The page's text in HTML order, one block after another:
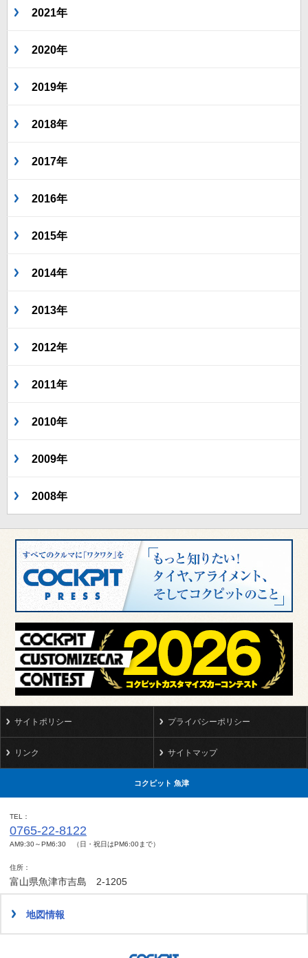
2021年
2020年
2019年
2018年
2017年
2016年
2015年
2014年
2013年
2012年
2011年
2010年
2009年
2008年
サイトポリシー プライバシーポリシー
リンク サイトマップ
コクピット 魚津
TEL
0765-22-8122
AM9:30～PM6:30 （日・祝日はPM6:00まで）
住所
富山県魚津市吉島 2-1205
地図情報